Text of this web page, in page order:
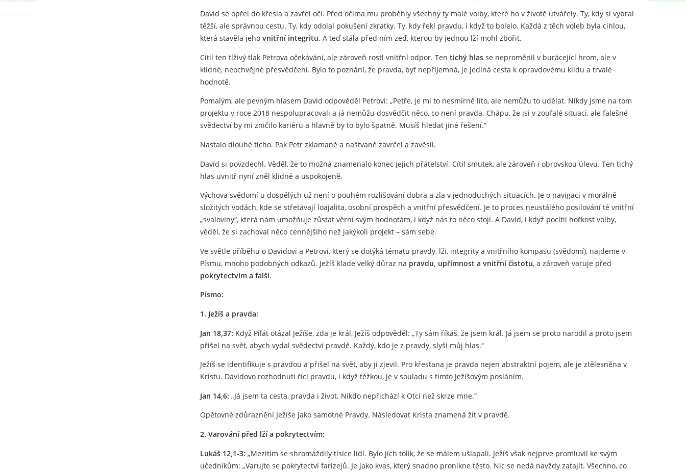
David se opřel do křesla a zavřel oči. Před očima mu proběhly všechny ty malé volby, které ho v životě utvářely. Ty, kdy si vybral
těžší, ale správnou cestu. Ty, kdy odolal pokušení zkratky. Ty, kdy řekl pravdu, i když to bolelo. Každá z těch voleb byla cihlou,
která stavěla jeho vnitřní integritu. A teď stála před ním zeď, kterou by jednou lží mohl zbořit.
Cítil ten tíživý tlak Petrova očekávání, ale zároveň rostl vnitřní odpor. Ten tichý hlas se neproměnil v burácející hrom, ale v
klidné, neochvějné přesvědčení. Bylo to poznání, že pravda, byť nepříjemná, je jediná cesta k opravdovému klidu a trvalé
hodnotě.
Pomalým, ale pevným hlasem David odpověděl Petrovi: „Petře, je mi to nesmírně líto, ale nemůžu to udělat. Nikdy jsme na tom
projektu v roce 2018 nespolupracovali a já nemůžu dosvědčit něco, co není pravda. Chápu, že jsi v zoufalé situaci, ale falešné
svědectví by mi zničilo kariéru a hlavně by to bylo špatně. Musíš hledat jiné řešení.“
Nastalo dlouhé ticho. Pak Petr zklamaně a naštvaně zavrčel a zavěsil.
David si povzdechl. Věděl, že to možná znamenalo konec jejich přátelství. Cítil smutek, ale zároveň i obrovskou úlevu. Ten tichý
hlas uvnitř nyní zněl klidně a uspokojeně.
Výchova svědomí u dospělých už není o pouhém rozlišování dobra a zla v jednoduchých situacích. Je o navigaci v morálně
složitých vodách, kde se střetávají loajalita, osobní prospěch a vnitřní přesvědčení. Je to proces neustálého posilování té vnitřní
„svaloviny“, která nám umožňuje zůstat věrní svým hodnotám, i když nás to něco stojí. A David, i když pocítil hořkost volby,
věděl, že si zachoval něco cennějšího než jakýkoli projekt – sám sebe.
Ve světle příběhu o Davidovi a Petrovi, který se dotýká tématu pravdy, lži, integrity a vnitřního kompasu (svědomí), najdeme v
Písmu, mnoho podobných odkazů. Ježíš klade velký důraz na pravdu, upřímnost a vnitřní čistotu, a zároveň varuje před
pokrytectvím a falší.
Písmo:
1. Ježíš a pravda:
Jan 18,37: Když Pilát otázal Ježíše, zda je král, Ježíš odpověděl: „Ty sám říkáš, že jsem král. Já jsem se proto narodil a proto jsem
přišel na svět, abych vydal svědectví pravdě. Každý, kdo je z pravdy, slyší můj hlas.“
Ježíš se identifikuje s pravdou a přišel na svět, aby ji zjevil. Pro křesťana je pravda nejen abstraktní pojem, ale je ztělesněna v
Kristu. Davidovo rozhodnutí říci pravdu, i když těžkou, je v souladu s tímto Ježíšovým posláním.
Jan 14,6: „Já jsem ta cesta, pravda i život. Nikdo nepřichází k Otci než skrze mne.“
Opětovné zdůraznění Ježíše jako samotné Pravdy. Následovat Krista znamená žít v pravdě.
2. Varování před lží a pokrytectvím:
Lukáš 12,1-3: „Mezitím se shromáždily tisíce lidí. Bylo jich tolik, že se málem ušlapali. Ježíš však nejprve promluvil ke svým
učedníkům: „Varujte se pokrytectví farizejů. Je jako kvas, který snadno pronikne těsto. Nic se nedá navždy zatajit. Všechno, co